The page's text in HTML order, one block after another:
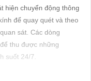
hiện chuyển động thông
để quay quét và theo
sát. Các dòng
thu được những
suốt 24/7.